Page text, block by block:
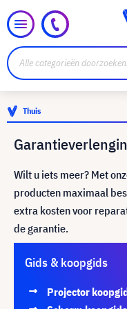
Thuis
Wilt u iets meer? Met
producten maximaal
extra kosten voor
de garantie.
Gids & koopgids
Projector